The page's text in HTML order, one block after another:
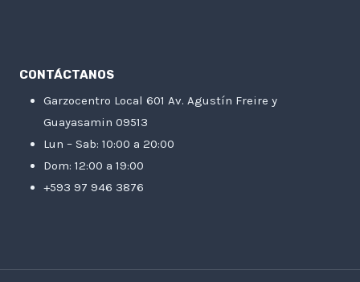
CONTÁCTANOS
Garzocentro Local 601 Av. Agustín Freire y
Guayasamin 09513
Lun – Sab: 10:00 a 20:00
Dom: 12:00 a 19:00
+593 97 946 3876